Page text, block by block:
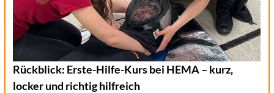
Rückblick: Erste-Hilfe-Kurs bei HEMA – kurz,
locker und richtig hilfreich